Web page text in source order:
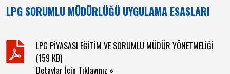
LPG SORUMLU MÜDÜRLÜĞÜ UYGULAMA ESASLARI
LPG PİYASASI EĞİTİM VE SORUMLU MÜDÜR YÖNETMELİĞİ
(159 KB)
Detaylar İçin Tıklayınız »